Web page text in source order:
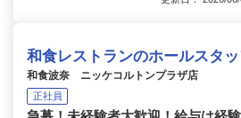
和食レストランのホールスタ
和食波奈 ニッケコルトンプラザ店
正社員